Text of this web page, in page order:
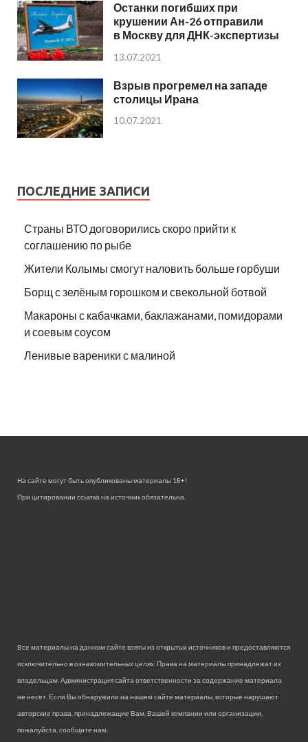
Останки погибших при
крушении Ан-26 отправили
в Москву для ДНК-экспертизы
13.07.2021
Взрыв прогремел на западе
столицы Ирана
10.07.2021
ПОСЛЕДНИЕ ЗАПИСИ
Страны ВТО договорились скоро прийти к
соглашению по рыбе
Жители Колымы смогут наловить больше горбуши
Борщ с зелёным горошком и свекольной ботвой
Макароны с кабачками, баклажанами, помидорами
и соевым соусом
Ленивые вареники с малиной
На сайте могут быть опубликованы материалы 18+!
При цитировании ссылка на источник обязательна.
Все материалы на данном сайте взяты из открытых источников и предоставляются
исключительно в ознакомительных целях. Права на материалы принадлежат их
владельцам. Администрация сайта ответственности за содержание материала
не несет. Если Вы обнаружили на нашем сайте материалы, которые нарушают
авторские права, принадлежащие Вам, Вашей компании или организации,
пожалуйста, сообщите нам.